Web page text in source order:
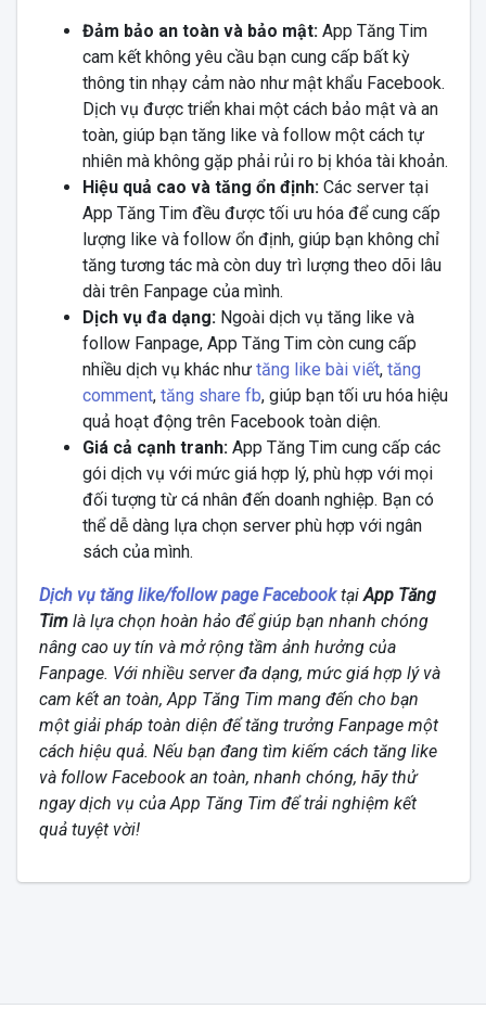
Đảm bảo an toàn và bảo mật:App Tăng Tim
cam kết không yêu cầu bạn cung cấp bất kỳ
thông tin nhạy cảm nào như mật khẩu Facebook.
Dịch vụ được triển khai một cách bảo mật và an
toàn, giúp bạn tăng like và follow một cách tự
nhiên mà không gặp phải rủi ro bị khóa tài khoản.
Hiệu quả cao và tăng ổn định: Các server tại
App Tăng Tim đều được tối ưu hóa để cung cấp
lượng like và follow ổn định, giúp bạn không chỉ
tăng tương tác mà còn duy trì lượng theo dõi lâu
dài trên Fanpage của mình.
Dịch vụ đa dạng: Ngoài dịch vụ tăng like và
follow Fanpage, App Tăng Tim còn cung cấp
nhiều dịch vụ khác như tăng like bài viết, tăng
comment, tăng share fb, giúp bạn tối ưu hóa hiệu
quả hoạt động trên Facebook toàn diện.
Giá cả cạnh tranh: App Tăng Tim cung cấp các
gói dịch vụ với mức giá hợp lý, phù hợp với mọi
đối tượng từ cá nhân đến doanh nghiệp. Bạn có
thể dễ dàng lựa chọn server phù hợp với ngân
sách của mình.
Dịch vụ tăng like/follow page FacebooktạiApp Tăng
Timlà lựa chọn hoàn hảo để giúp bạn nhanh chóng
nâng cao uy tín và mở rộng tầm ảnh hưởng của
Fanpage. Với nhiều server đa dạng, mức giá hợp lý và
cam kết an toàn, App Tăng Tim mang đến cho bạn
một giải pháp toàn diện để tăng trưởng Fanpage một
cách hiệu quả. Nếu bạn đang tìm kiếm cách tăng like
và follow Facebook an toàn, nhanh chóng, hãy thử
ngay dịch vụ của App Tăng Tim để trải nghiệm kết
quả tuyệt vời!